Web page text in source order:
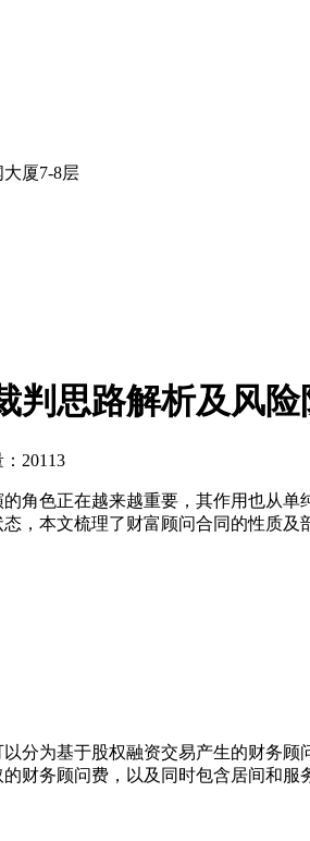
厦7-8层
判思路解析及风险
20113
角色正在越来越重要，其作用也从
，本文梳理了财富顾问合同的性质及
分为基于股权融资交易产生的财务
财务顾问费，以及同时包含居间和服